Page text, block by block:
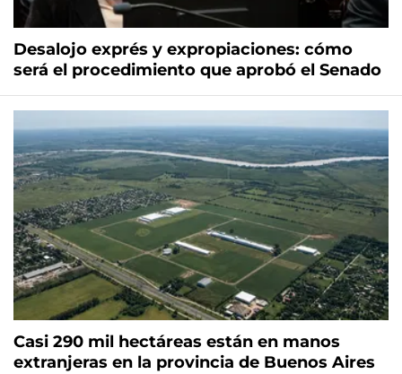
Desalojo exprés y expropiaciones: cómo
será el procedimiento que aprobó el Senado
Casi 290 mil hectáreas están en manos
extranjeras en la provincia de Buenos Aires